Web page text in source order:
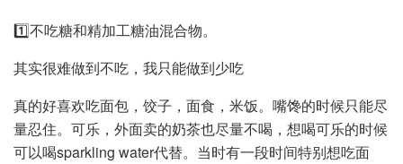
1️⃣不吃糖和精加工糖油混合物。
其实很难做到不吃，我只能做到少吃
真的好喜欢吃面包，饺子，面食，米饭。嘴馋的时候只能尽
量忍住。可乐，外面卖的奶茶也尽量不喝，想喝可乐的时候
可以喝sparkling water代替。当时有一段时间特别想吃面